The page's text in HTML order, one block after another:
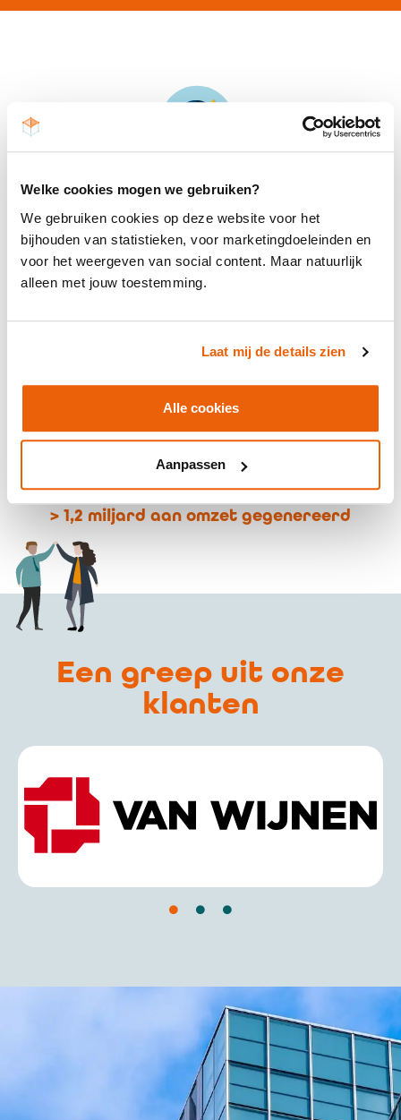
Welke cookies mogen we gebruiken?
We gebruiken cookies op deze website voor het
bijhouden van statistieken, voor marketingdoeleinden en
voor het weergeven van social content. Maar natuurlijk
alleen met jouw toestemming.
Laat mij de details zien
Alle cookies
Aanpassen
> 10 jaar ervaring in de tenderwereld
> 500 plannen geschreven
> 1,2 miljard aan omzet gegenereerd
Een greep uit onze
klanten